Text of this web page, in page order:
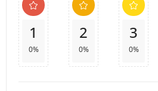
1
0%
2
0%
3
0%